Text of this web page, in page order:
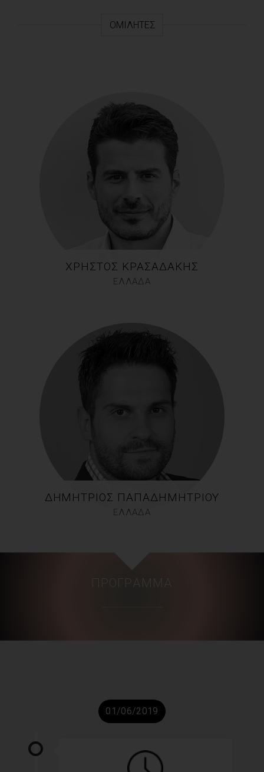
ΟΜΙΛΗΤΈΣ
ΧΡΉΣΤΟΣ ΚΡΑΣΑΔΆΚΗΣ
ΕΛΛΑΔΑ
ΔΗΜΉΤΡΙΟΣ ΠΑΠΑΔΗΜΗΤΡΊΟΥ
ΕΛΛΑΔΑ
01/06/2019